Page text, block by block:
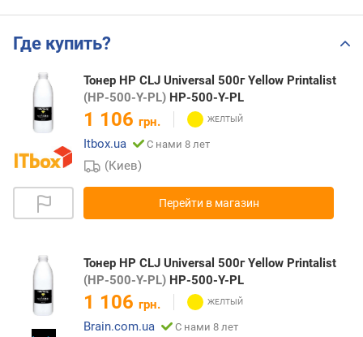
Где купить?
Тонер HP CLJ Universal 500г Yellow Printalist
(HP-500-Y-PL) HP-500-Y-PL
1 106 грн.
Itbox.ua
С нами 8 лет
(Киев)
Перейти в магазин
Тонер HP CLJ Universal 500г Yellow Printalist
(HP-500-Y-PL) HP-500-Y-PL
1 106 грн.
Brain.com.ua
С нами 8 лет